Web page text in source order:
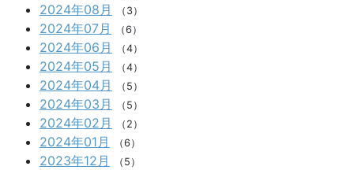
2024年08月 （3）
2024年07月 （6）
2024年06月 （4）
2024年05月 （4）
2024年04月 （5）
2024年03月 （5）
2024年02月 （2）
2024年01月 （6）
2023年12月 （5）